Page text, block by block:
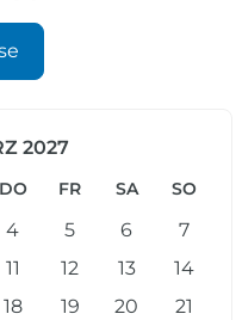
2027
DO FR SA SO
4 5 6
7
11 12 13
14
18 19 20
21